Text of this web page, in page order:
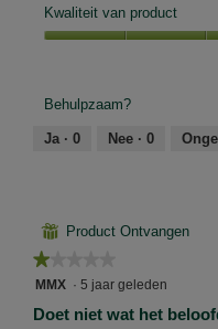
Kwaliteit van product
4
van
Behulpzaam?
Ja · 0 Nee · 0
⊞ Product Ontvangen
★★★★★
★★★★★
1
5
MMX · 5 jaar geleden
Doet niet wat het